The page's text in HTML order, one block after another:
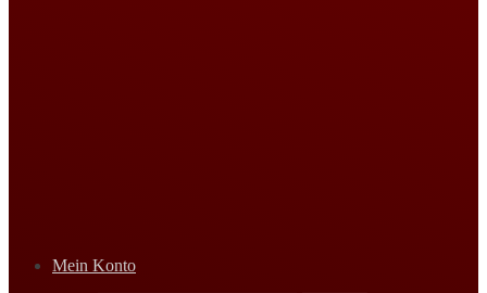
Mein Konto